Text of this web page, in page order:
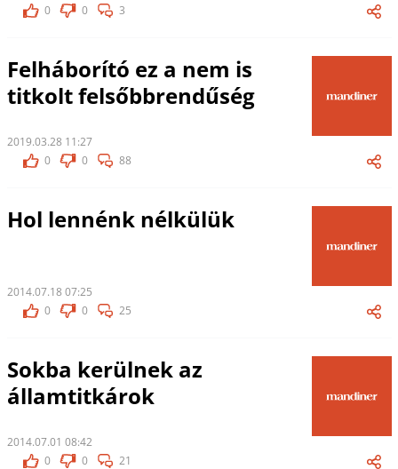
0
0 3
Felháborító ez a nem is
titkolt felsőbbrendűség
2019.03.28 11:27
0
0 88
Hol lennénk nélkülük
2014.07.18 07:25
0
0 25
Sokba kerülnek az
államtitkárok
2014.07.01 08:42
0
0 21